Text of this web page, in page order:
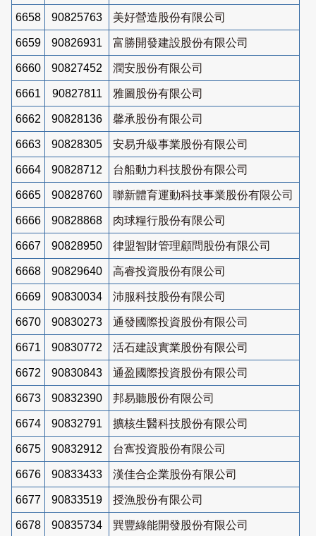
6658 90825763 美好營造股份有限公司
6659 90826931 富勝開發建設股份有限公司
6660 90827452 潤安股份有限公司
6661 90827811 雅圖股份有限公司
6662 90828136 馨承股份有限公司
6663 90828305 安易升級事業股份有限公司
6664 90828712 台船動力科技股份有限公司
6665 90828760 聯新體育運動科技事業股份有限公司
6666 90828868 肉球糧行股份有限公司
6667 90828950 律盟智財管理顧問股份有限公司
6668 90829640 高睿投資股份有限公司
6669 90830034 沛服科技股份有限公司
6670 90830273 通發國際投資股份有限公司
6671 90830772 活石建設實業股份有限公司
6672 90830843 通盈國際投資股份有限公司
6673 90832390 邦易聽股份有限公司
6674 90832791 擴核生醫科技股份有限公司
6675 90832912 台寯投資股份有限公司
6676 90833433 漢佳合企業股份有限公司
6677 90833519 授漁股份有限公司
6678 90835734 巽豐綠能開發股份有限公司